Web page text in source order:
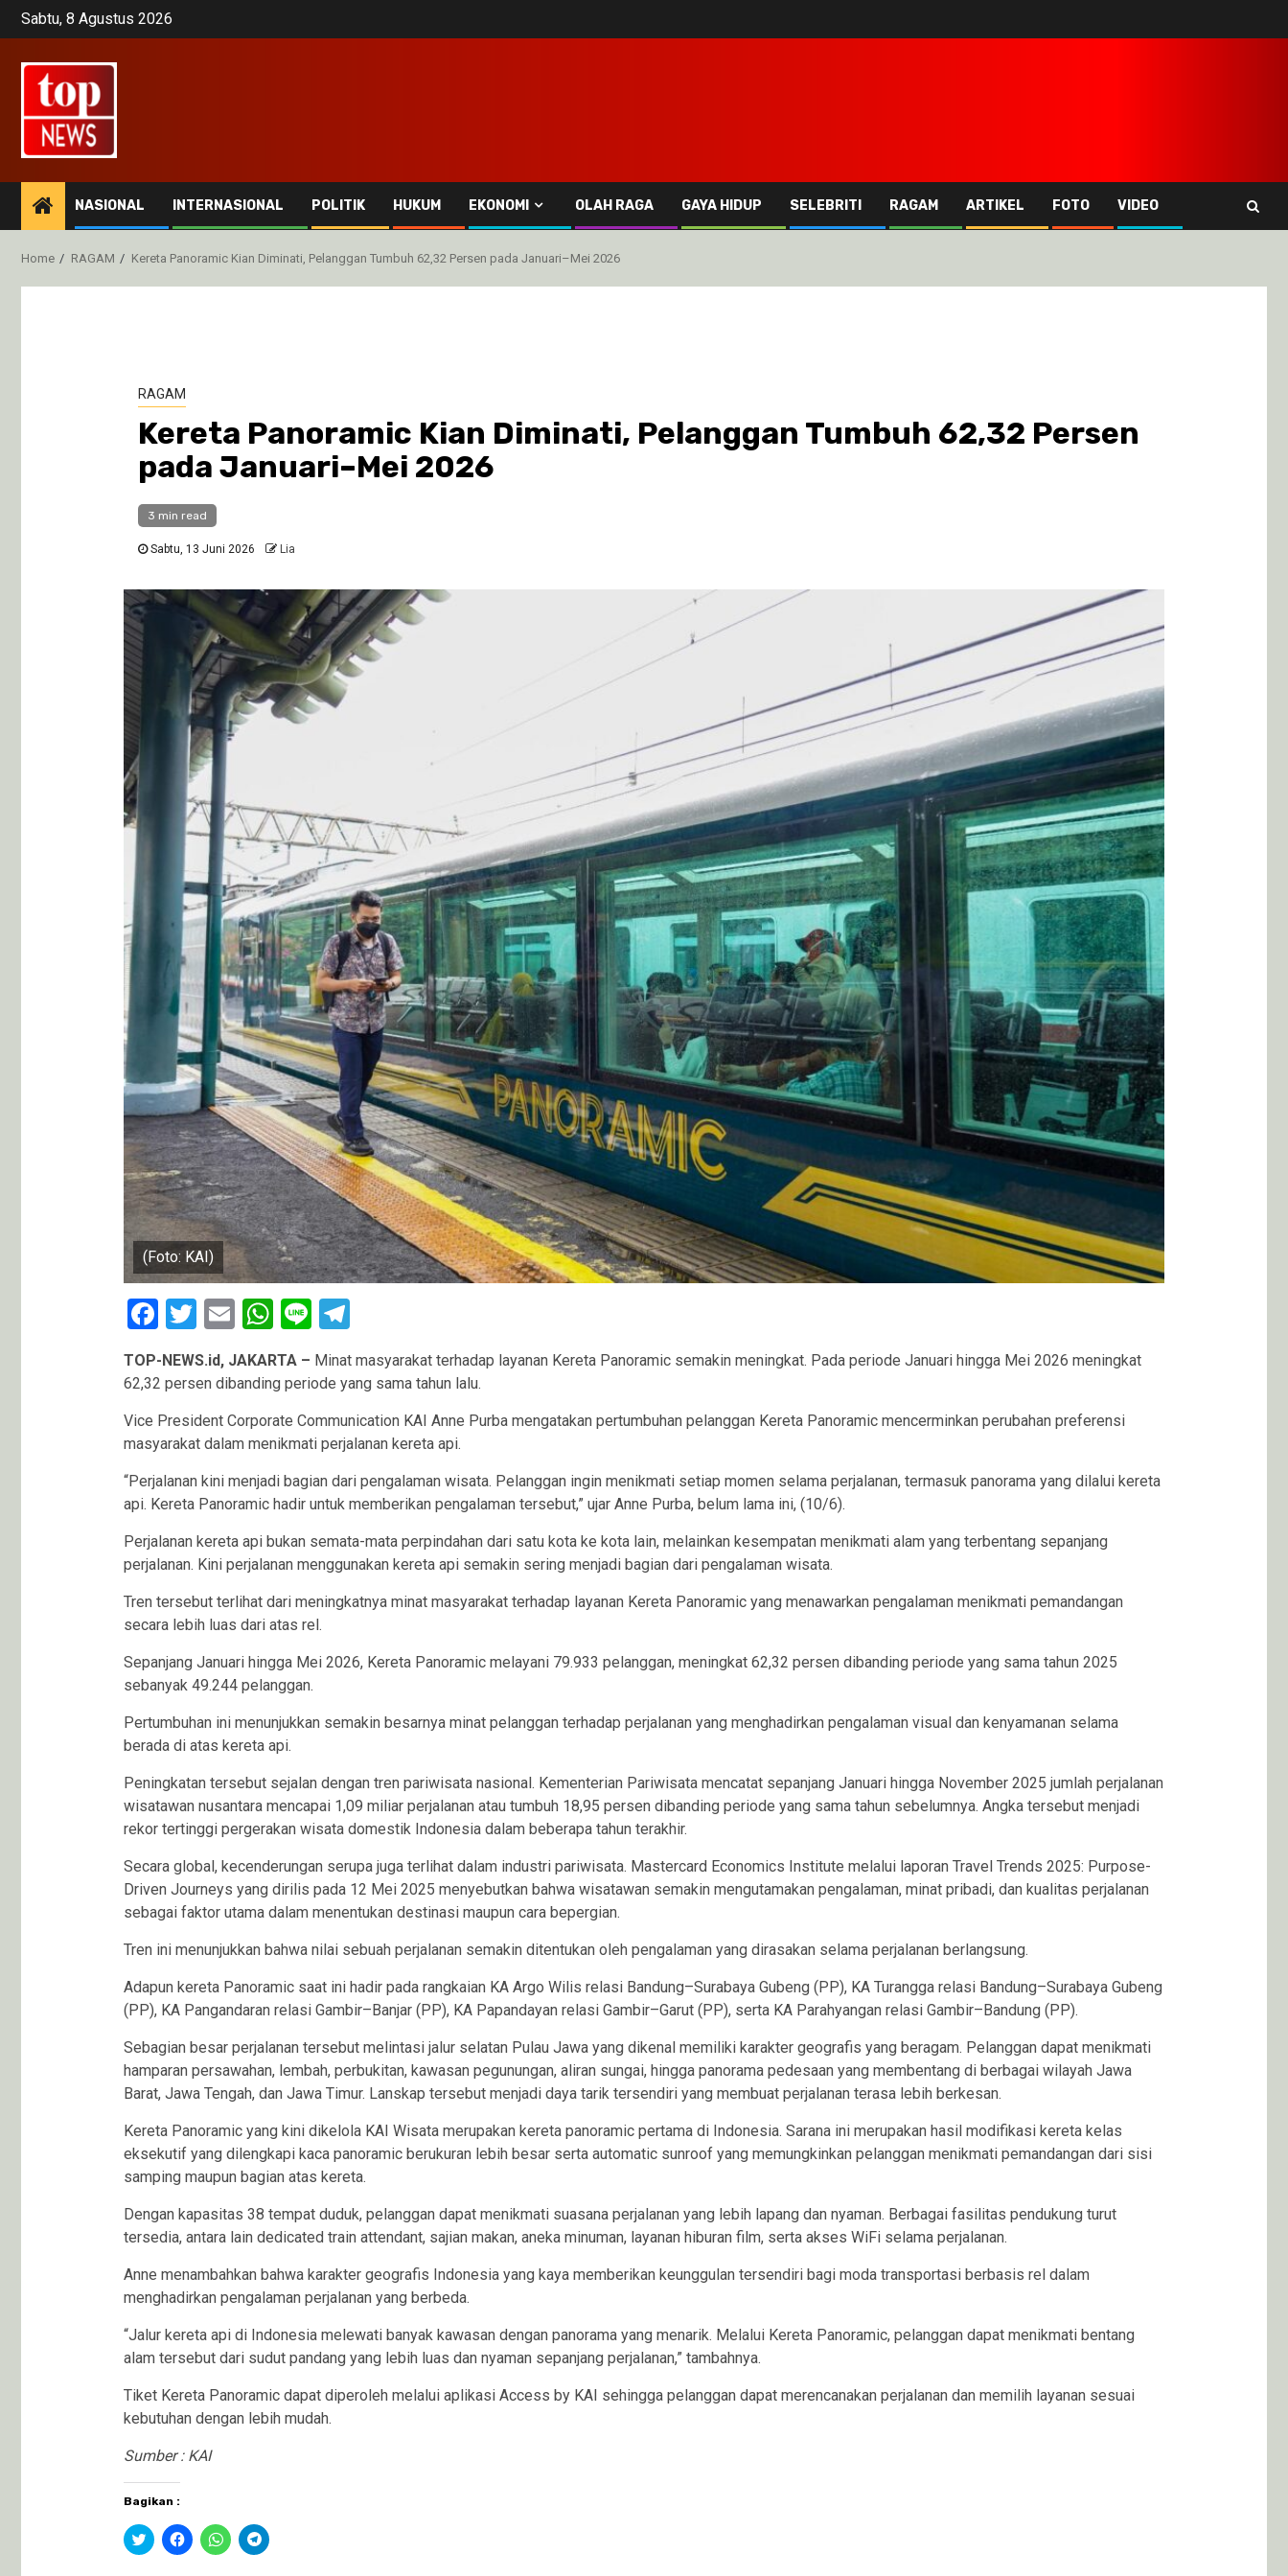
SkipSabtu, 8 Agustus 2026
NASIONAL INTERNASIONAL POLITIK HUKUM EKONOMI OLAH RAGA GAYA HIDUP SELEBRITI RAGAM ARTIKEL FOTO VIDEO
Home RAGAM Kereta Panoramic Kian Diminati, Pelanggan Tumbuh 62,32 Persen pada Januari–Mei 2026
RAGAM
Kereta Panoramic Kian Diminati, Pelanggan Tumbuh 62,32 Persen
pada Januari–Mei 2026
3 min read
Sabtu, 13 Juni 2026 Lia
(Foto: KAI)
Facebook
Twitter
EmailWhatsApp
LineTelegram
TOP-NEWS.id, JAKARTA – Minat masyarakat terhadap layanan Kereta Panoramic semakin meningkat. Pada periode Januari hingga Mei 2026 meningkat
62,32 persen dibanding periode yang sama tahun lalu.
Vice President Corporate Communication KAI Anne Purba mengatakan pertumbuhan pelanggan Kereta Panoramic mencerminkan perubahan preferensi
masyarakat dalam menikmati perjalanan kereta api.
“Perjalanan kini menjadi bagian dari pengalaman wisata. Pelanggan ingin menikmati setiap momen selama perjalanan, termasuk panorama yang dilalui kereta
api. Kereta Panoramic hadir untuk memberikan pengalaman tersebut,” ujar Anne Purba, belum lama ini, (10/6).
Perjalanan kereta api bukan semata-mata perpindahan dari satu kota ke kota lain, melainkan kesempatan menikmati alam yang terbentang sepanjang
perjalanan. Kini perjalanan menggunakan kereta api semakin sering menjadi bagian dari pengalaman wisata.
Tren tersebut terlihat dari meningkatnya minat masyarakat terhadap layanan Kereta Panoramic yang menawarkan pengalaman menikmati pemandangan
secara lebih luas dari atas rel.
Sepanjang Januari hingga Mei 2026, Kereta Panoramic melayani 79.933 pelanggan, meningkat 62,32 persen dibanding periode yang sama tahun 2025
sebanyak 49.244 pelanggan.
Pertumbuhan ini menunjukkan semakin besarnya minat pelanggan terhadap perjalanan yang menghadirkan pengalaman visual dan kenyamanan selama
berada di atas kereta api.
Peningkatan tersebut sejalan dengan tren pariwisata nasional. Kementerian Pariwisata mencatat sepanjang Januari hingga November 2025 jumlah perjalanan
wisatawan nusantara mencapai 1,09 miliar perjalanan atau tumbuh 18,95 persen dibanding periode yang sama tahun sebelumnya. Angka tersebut menjadi
rekor tertinggi pergerakan wisata domestik Indonesia dalam beberapa tahun terakhir.
Secara global, kecenderungan serupa juga terlihat dalam industri pariwisata. Mastercard Economics Institute melalui laporan Travel Trends 2025: Purpose-
Driven Journeys yang dirilis pada 12 Mei 2025 menyebutkan bahwa wisatawan semakin mengutamakan pengalaman, minat pribadi, dan kualitas perjalanan
sebagai faktor utama dalam menentukan destinasi maupun cara bepergian.
Tren ini menunjukkan bahwa nilai sebuah perjalanan semakin ditentukan oleh pengalaman yang dirasakan selama perjalanan berlangsung.
Adapun kereta Panoramic saat ini hadir pada rangkaian KA Argo Wilis relasi Bandung–Surabaya Gubeng (PP), KA Turangga relasi Bandung–Surabaya Gubeng
(PP), KA Pangandaran relasi Gambir–Banjar (PP), KA Papandayan relasi Gambir–Garut (PP), serta KA Parahyangan relasi Gambir–Bandung (PP).
Sebagian besar perjalanan tersebut melintasi jalur selatan Pulau Jawa yang dikenal memiliki karakter geografis yang beragam. Pelanggan dapat menikmati
hamparan persawahan, lembah, perbukitan, kawasan pegunungan, aliran sungai, hingga panorama pedesaan yang membentang di berbagai wilayah Jawa
Barat, Jawa Tengah, dan Jawa Timur. Lanskap tersebut menjadi daya tarik tersendiri yang membuat perjalanan terasa lebih berkesan.
Kereta Panoramic yang kini dikelola KAI Wisata merupakan kereta panoramic pertama di Indonesia. Sarana ini merupakan hasil modifikasi kereta kelas
eksekutif yang dilengkapi kaca panoramic berukuran lebih besar serta automatic sunroof yang memungkinkan pelanggan menikmati pemandangan dari sisi
samping maupun bagian atas kereta.
Dengan kapasitas 38 tempat duduk, pelanggan dapat menikmati suasana perjalanan yang lebih lapang dan nyaman. Berbagai fasilitas pendukung turut
tersedia, antara lain dedicated train attendant, sajian makan, aneka minuman, layanan hiburan film, serta akses WiFi selama perjalanan.
Anne menambahkan bahwa karakter geografis Indonesia yang kaya memberikan keunggulan tersendiri bagi moda transportasi berbasis rel dalam
menghadirkan pengalaman perjalanan yang berbeda.
“Jalur kereta api di Indonesia melewati banyak kawasan dengan panorama yang menarik. Melalui Kereta Panoramic, pelanggan dapat menikmati bentang
alam tersebut dari sudut pandang yang lebih luas dan nyaman sepanjang perjalanan,” tambahnya.
Tiket Kereta Panoramic dapat diperoleh melalui aplikasi Access by KAI sehingga pelanggan dapat merencanakan perjalanan dan memilih layanan sesuai
kebutuhan dengan lebih mudah.
Sumber : KAI
Bagikan :
Klik
untuk
Klik
untuk
Klik
untuk
Klik
untuk